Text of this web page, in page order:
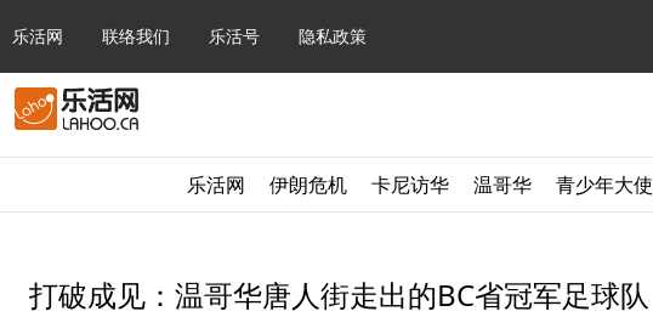
乐活网 联络我们 乐活号 隐私政策
乐活网 伊朗危机 卡尼访华 温哥华 青少年大使
打破成见：温哥华唐人街走出的BC省冠军足球队